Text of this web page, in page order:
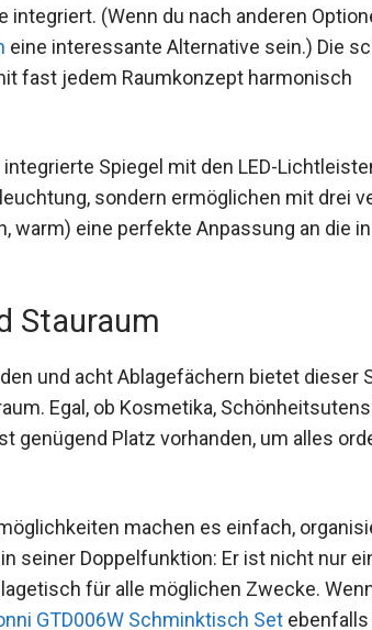
(Wenn du nach anderen
eine interessante Alternative sein.) Die
fast jedem Raumkonzept harmonisch
Spiegel mit den LED-
sondern ermöglichen mit drei
warm) eine perfekte Anpassung an die
Stauraum
und acht Ablagefächern bietet dieser
Egal, ob Kosmetika,
genügend Platz vorhanden, um alles
machen es einfach,
seiner Doppelfunktion: Er ist nicht nur
für alle möglichen Zwecke.
GTD006W Schminktisch Set